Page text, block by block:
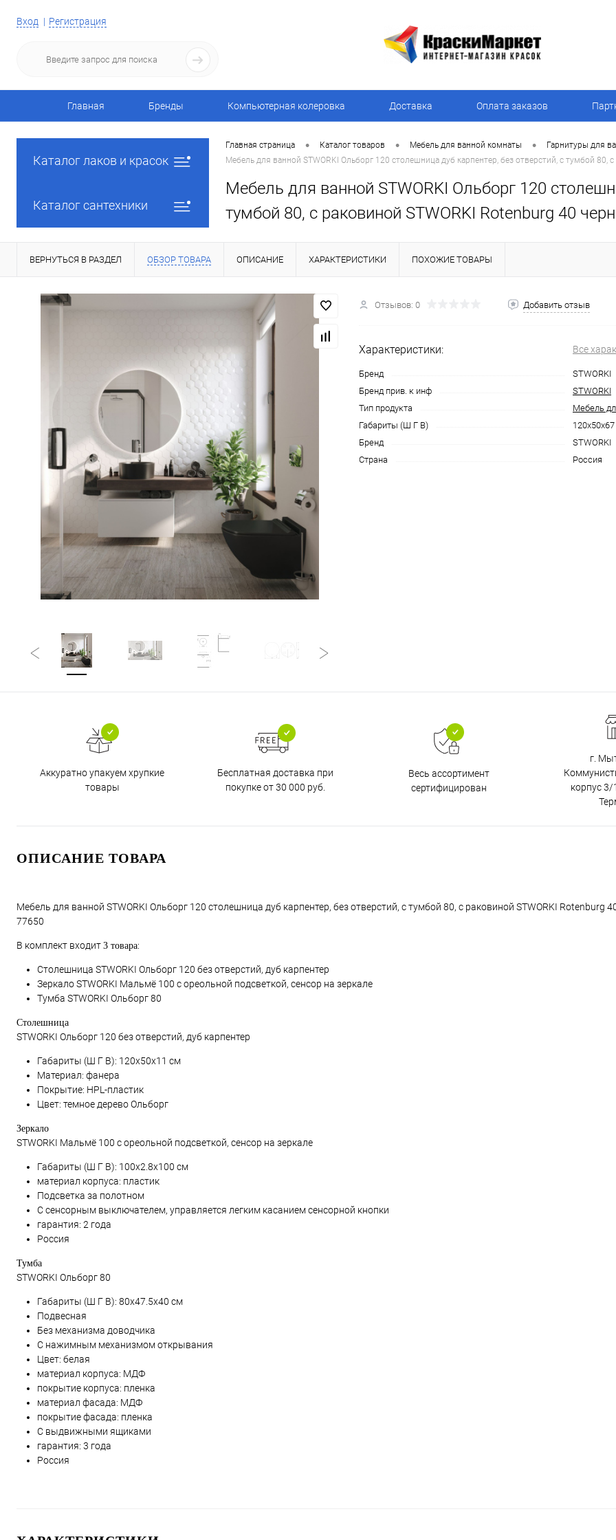
Вход Регистрация
Главная Бренды Компьютерная колеровка Доставка Оплата заказов
Каталог лаков и красок
Каталог сантехники
Главная страница • Каталог товаров • Мебель для ванной комнаты •
Гарнитуры для
Мебель для ванной STWORKI Ольборг 120 столешница дуб карпентер, без отверстий, с тумбой 80,
Мебель для ванной STWORKI Ольборг 120
тумбой 80, с раковиной STWORKI Rotenburg 40
ВЕРНУТЬСЯ В РАЗДЕЛ ОБЗОР ТОВАРА ОПИСАНИЕ ХАРАКТЕРИСТИКИ ПОХОЖИЕ ТОВАРЫ
Отзывов: 0 Добавить отзыв
Характеристики: Все
Бренд
STWORKI
Бренд прив. к инф
STWORKI
Тип продукта
Мебель
Габариты (Ш Г В)
Бренд
STWORKI
Страна
Россия
Аккуратно упакуем хрупкие
товары
Бесплатная доставка при
покупке от 30 000 руб.
Весь ассортимент
сертифицирован
г.
корпус 3/
ОПИСАНИЕ ТОВАРА
Мебель для ванной STWORKI Ольборг 120 столешница дуб карпентер, без отверстий, с тумбой 80, с раковиной STWORKI Rotenburg
77650
В комплект входит 3 товара:
Столешница STWORKI Ольборг 120 без отверстий, дуб карпентер
Зеркало STWORKI Мальмё 100 с ореольной подсветкой, сенсор на зеркале
Тумба STWORKI Ольборг 80
Столешница
STWORKI Ольборг 120 без отверстий, дуб карпентер
Габариты (Ш Г В): 120x50x11 см
Материал: фанера
Покрытие: HPL-пластик
Цвет: темное дерево Ольборг
Зеркало
STWORKI Мальмё 100 с ореольной подсветкой, сенсор на зеркале
Габариты (Ш Г В): 100x2.8x100 см
материал корпуса: пластик
Подсветка за полотном
С сенсорным выключателем, управляется легким касанием сенсорной кнопки
гарантия: 2 года
Россия
Тумба
STWORKI Ольборг 80
Габариты (Ш Г В): 80x47.5x40 см
Подвесная
Без механизма доводчика
С нажимным механизмом открывания
Цвет: белая
материал корпуса: МДФ
покрытие корпуса: пленка
материал фасада: МДФ
покрытие фасада: пленка
С выдвижными ящиками
гарантия: 3 года
Россия